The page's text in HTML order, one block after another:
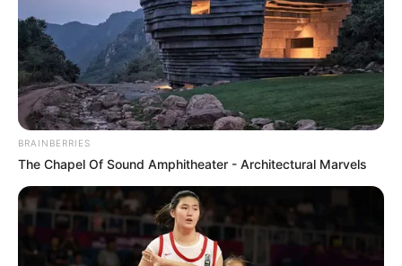
คนดวงดีที่สุดในปี 2020 อันดับที่ 3 : ผู้ที่เกิดในวันที่ 14
ธันวาคม
สิ่งที่คุณเหนื่อยยากและทุ่มเทมานานจะได้เห็นผล ประสบ
ความสำเร็จอย่างยอดเยี่ยมในปีนี้ คุณจะกลายเป็นดาวเด่น
ที่ทุกคนต่างจับจ้อง คุณอาจจะได้รับข้อเสนอใหม่ๆ ทาง
หน้าที่การงานที่ท้าทาย และจะทำให้คุณเติบโตขึ้น
ด้านความรักก็เช่นกัน ทุกอย่างเป็นไปอย่างเป็นธรรมชาติ
คุณมีเสน่ห์ดึงดูดต่อเพศตรงข้าม และจะมีคนเข้าหา ส่วน
คนที่คบหาดูใจกันมานาน ปีนี้ล่ะ ถึงเวลาตกลงปลงใจกันซะ
BRAINBERRIES
The Chapel Of Sound Amphitheater - Architectural Marvels